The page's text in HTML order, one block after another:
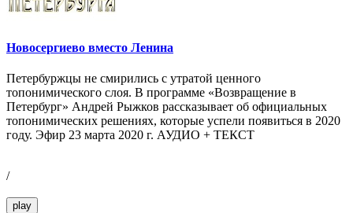
Новосергиево вместо Ленина
Петербуржцы не смирились с утратой ценного
топонимического слоя. В программе «Возвращение в
Петербург» Андрей Рыжков рассказывает об официальных
топонимических решениях, которые успели появиться в 2020
году. Эфир 23 марта 2020 г. АУДИО + ТЕКСТ
/
play